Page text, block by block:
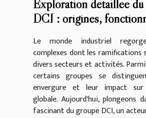
Exploration détaillée du
DCI : origines,
Le monde industriel
complexes dont les ramifications
divers secteurs et activités.
certains groupes se
envergure et leur impact sur
globale. Aujourd'hui, plongeons
fascinant du groupe DCI, un